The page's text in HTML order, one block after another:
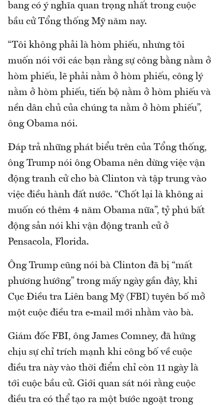
bang có ý nghĩa quan trọng nhất trong cuộc
bầu cử Tổng thống Mỹ năm nay.
“Tôi không phải là hòm phiếu, nhưng tôi
muốn nói với các bạn rằng sự công bằng nằm ở
hòm phiếu, lẽ phải nằm ở hòm phiếu, công lý
nằm ở hòm phiếu, tiến bộ nằm ở hòm phiếu và
nền dân chủ của chúng ta nằm ở hòm phiếu”,
ông Obama nói.
Đáp trả những phát biểu trên của Tổng thống,
ông Trump nói ông Obama nên dừng việc vận
động tranh cử cho bà Clinton và tập trung vào
việc điều hành đất nước. “Chốt lại là không ai
muốn có thêm 4 năm Obama nữa”, tỷ phú bất
động sản nói khi vận động tranh cử ở
Pensacola, Florida.
Ông Trump cũng nói bà Clinton đã bị “mất
phương hướng” trong mấy ngày gần đây, khi
Cục Điều tra Liên bang Mỹ (FBI) tuyên bố mở
một cuộc điều tra e-mail mới nhằm vào bà.
Giám đốc FBI, ông James Comney, đã hứng
chịu sự chỉ trích mạnh khi công bố về cuộc
điều tra này vào thời điểm chỉ còn 11 ngày là
tới cuộc bầu cử. Giới quan sát nói rằng cuộc
điều tra có thể tạo ra một bước ngoặt trong